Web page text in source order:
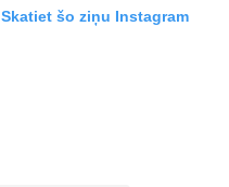
Skatiet šo ziņu Instagram